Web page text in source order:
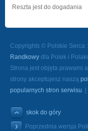
Reszta jest do dogadania
Copyrights © Polskie Serca
Randkowy dla Polek i
Strona jest objęta prawami
strony akceptujesz naszą
popularnych stron serwisu. |
skok do góry
Poprzednia wersja